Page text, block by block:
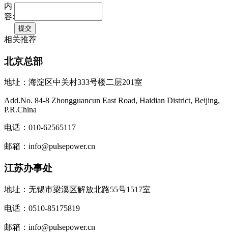
内
容:
相关推荐
北京总部
地址：海淀区中关村333号楼二层201室
Add.No. 84-8 Zhongguancun East Road, Haidian District, Beijing,
P.R.China
电话：010-62565117
邮箱：info@pulsepower.cn
江苏办事处
地址：无锡市梁溪区解放北路55号1517室
电话：0510-85175819
邮箱：info@pulsepower.cn